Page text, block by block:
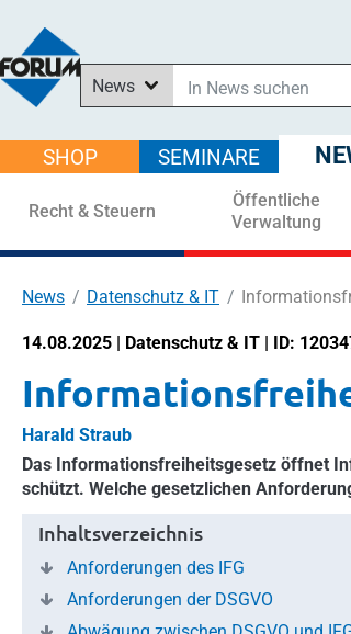
News
In Downloads suchen
Im Shop suchen
In Seminaren suchen
SHOP SEMINARE
Recht & Steuern
Öffentliche
Verwaltung
News Datenschutz & IT
14.08.2025 | Datenschutz & IT | ID:
Harald Straub
Das Informationsfreiheitsgesetz öffnet
schützt. Welche gesetzlichen
Inhaltsverzeichnis
Anforderungen des IFG
Anforderungen der DSGVO